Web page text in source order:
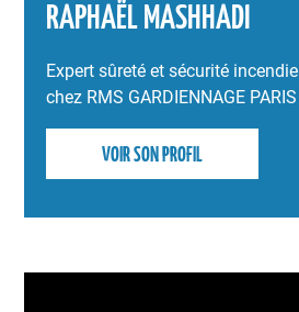
RAPHAËL MASHHADI
Expert sûreté et sécurité incendie
chez RMS GARDIENNAGE PARIS
VOIR SON PROFIL